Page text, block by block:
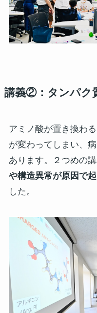
講義②：タンパク
アミノ酸が置き換わ
が変わってしまい、
あります。２つめの講
や構造異常が原因で
した。